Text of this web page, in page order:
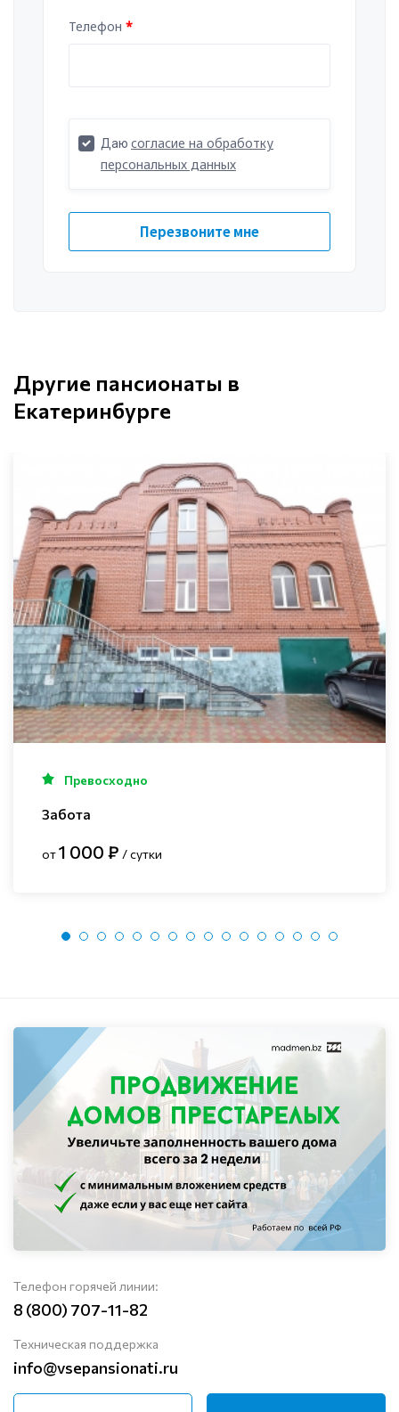
Другие пансионаты в
Екатеринбурге
Превосходно
Забота
от1 000 ₽ / сутки
Телефон горячей линии:
8 (800) 707-11-82
Техническая поддержка
info@vsepansionati.ru